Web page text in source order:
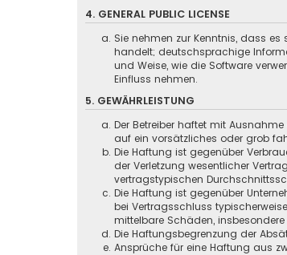
4. GENERAL PUBLIC LICENSE
Sie nehmen zur Kenntnis, dass
handelt; deutschsprachige
und Weise, wie die Software
Einfluss nehmen.
5. GEWÄHRLEISTUNG
Der Betreiber haftet mit
auf ein vorsätzliches oder grob
Die Haftung ist gegenüber
der Verletzung wesentlicher
vertragstypischen
Die Haftung ist gegenüber
bei Vertragsschluss
mittelbare Schäden,
Die Haftungsbegrenzung der
Ansprüche für eine Haftung aus